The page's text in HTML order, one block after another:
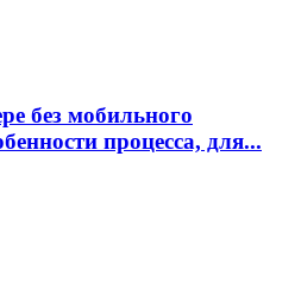
без мобильного
процесса, для...